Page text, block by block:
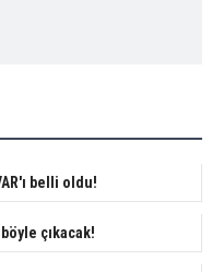
belli oldu!
çıkacak!